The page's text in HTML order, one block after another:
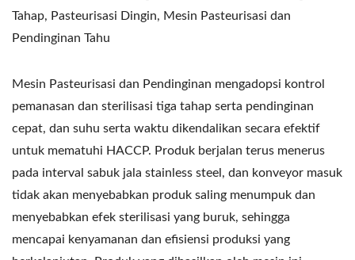
Tahap, Pasteurisasi Dingin, Mesin Pasteurisasi dan
Pendinginan Tahu
Mesin Pasteurisasi dan Pendinginan mengadopsi kontrol
pemanasan dan sterilisasi tiga tahap serta pendinginan
cepat, dan suhu serta waktu dikendalikan secara efektif
untuk mematuhi HACCP. Produk berjalan terus menerus
pada interval sabuk jala stainless steel, dan konveyor masuk
tidak akan menyebabkan produk saling menumpuk dan
menyebabkan efek sterilisasi yang buruk, sehingga
mencapai kenyamanan dan efisiensi produksi yang